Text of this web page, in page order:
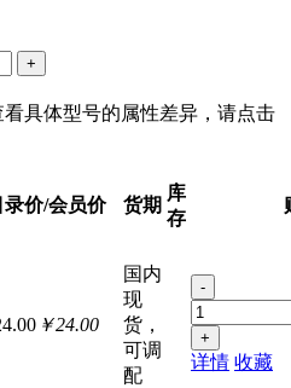
+
具体型号的属性差异，请点击
录价/会员价 货期
库
存
￥24.00
国内
现
货，
可调
配
-
+
详情 收藏